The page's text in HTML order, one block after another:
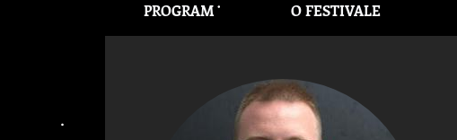
PROGRAM O FESTIVALE